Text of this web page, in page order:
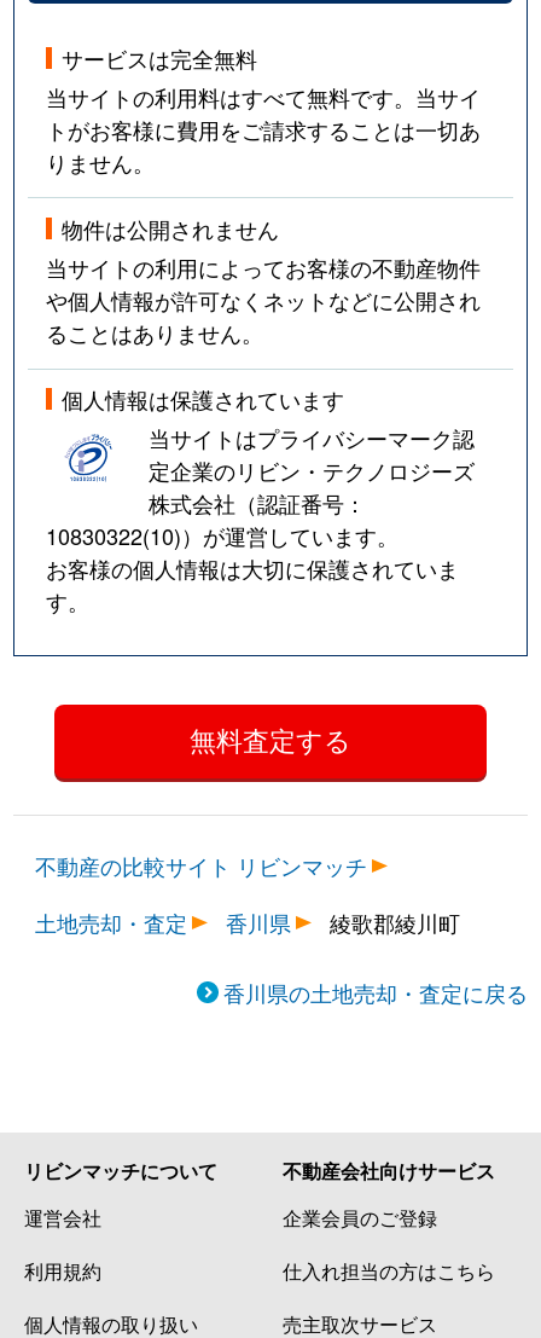
サービスは完全無料
当サイトの利用料はすべて無料です。当サイ
トがお客様に費用をご請求することは一切あ
りません。
物件は公開されません
当サイトの利用によってお客様の不動産物件
や個人情報が許可なくネットなどに公開され
ることはありません。
個人情報は保護されています
当サイトはプライバシーマーク認
定企業のリビン・テクノロジーズ
株式会社（認証番号：
10830322(10)）が運営しています。
お客様の個人情報は大切に保護されていま
す。
不動産の比較サイト リビンマッチ
土地売却・査定
香川県 綾歌郡綾川町
香川県の土地売却・査定に戻る
リビンマッチについて
運営会社
利用規約
個人情報の取り扱い
不動産会社向けサービス
企業会員のご登録
仕入れ担当の方はこちら
売主取次サービス